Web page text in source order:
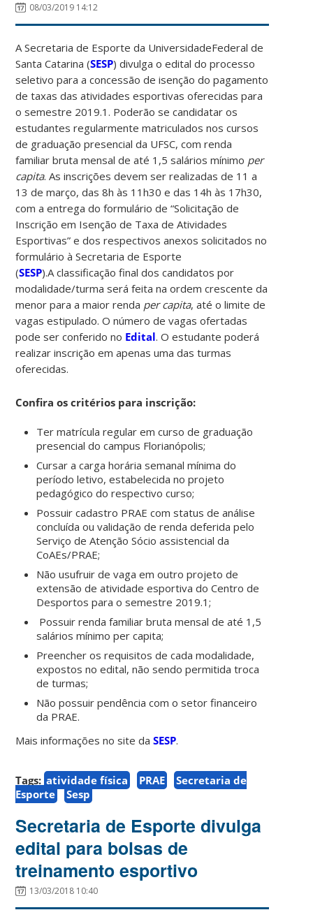
08/03/2019 14:12
A Secretaria de Esporte da UniversidadeFederal de
Santa Catarina (SESP) divulga o edital do processo
seletivo para a concessão de isenção do pagamento
de taxas das atividades esportivas oferecidas para
o semestre 2019.1. Poderão se candidatar os
estudantes regularmente matriculados nos cursos
de graduação presencial da UFSC, com renda
familiar bruta mensal de até 1,5 salários mínimo per
capita. As inscrições devem ser realizadas de 11 a
13 de março, das 8h às 11h30 e das 14h às 17h30,
com a entrega do formulário de “Solicitação de
Inscrição em Isenção de Taxa de Atividades
Esportivas” e dos respectivos anexos solicitados no
formulário à Secretaria de Esporte
(SESP).A classificação final dos candidatos por
modalidade/turma será feita na ordem crescente da
menor para a maior renda per capita, até o limite de
vagas estipulado. O número de vagas ofertadas
pode ser conferido no Edital. O estudante poderá
realizar inscrição em apenas uma das turmas
oferecidas.
Confira os critérios para inscrição:
Ter matrícula regular em curso de graduação
presencial do campus Florianópolis;
Cursar a carga horária semanal mínima do
período letivo, estabelecida no projeto
pedagógico do respectivo curso;
Possuir cadastro PRAE com status de análise
concluída ou validação de renda deferida pelo
Serviço de Atenção Sócio assistencial da
CoAEs/PRAE;
Não usufruir de vaga em outro projeto de
extensão de atividade esportiva do Centro de
Desportos para o semestre 2019.1;
Possuir renda familiar bruta mensal de até 1,5
salários mínimo per capita;
Preencher os requisitos de cada modalidade,
expostos no edital, não sendo permitida troca
de turmas;
Não possuir pendência com o setor financeiro
da PRAE.
Mais informações no site daSESP.
Tags: atividade física PRAE
Secretaria de
Esporte
Sesp
Secretaria de Esporte divulga
edital para bolsas de
treinamento esportivo
13/03/2018 10:40